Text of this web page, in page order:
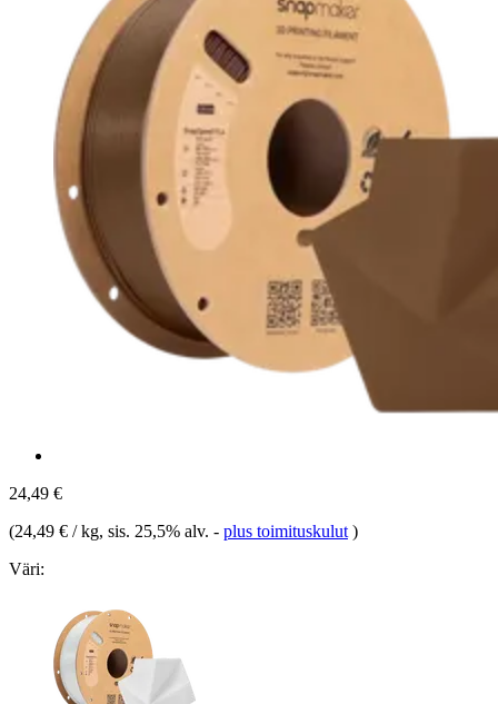
24,49 €
(24,49 € / kg, sis. 25,5% alv. - plus toimituskulut )
Väri: